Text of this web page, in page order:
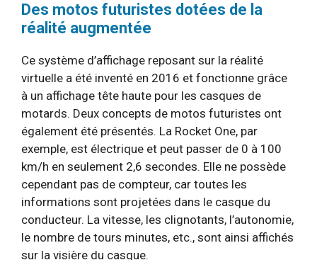
Des motos futuristes dotées de la
réalité augmentée
Ce système d’affichage reposant sur la réalité
virtuelle a été inventé en 2016 et fonctionne grâce
à un affichage tête haute pour les casques de
motards. Deux concepts de motos futuristes ont
également été présentés. La Rocket One, par
exemple, est électrique et peut passer de 0 à 100
km/h en seulement 2,6 secondes. Elle ne possède
cependant pas de compteur, car toutes les
informations sont projetées dans le casque du
conducteur. La vitesse, les clignotants, l’autonomie,
le nombre de tours minutes, etc., sont ainsi affichés
sur la visière du casque.